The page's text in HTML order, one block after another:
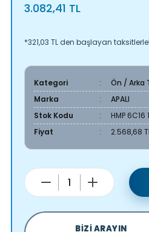
3.082,41 TL
*321,03 TL den başlayan taksitlerle!
Kategori
Ön / Arka
Marka
APALI
Stok Kodu
HMP 6C16
Fiyat
2.568,68
BIZI ARAYIN